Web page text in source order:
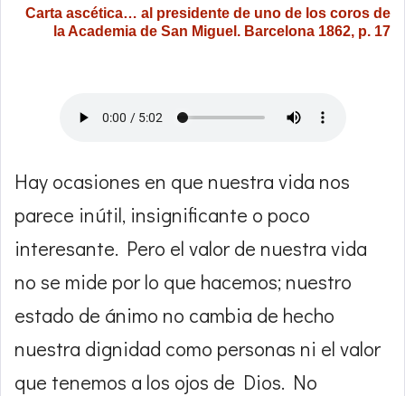
Carta ascética… al presidente de uno de los coros de
la Academia de San Miguel. Barcelona 1862, p. 17
Hay ocasiones en que nuestra vida nos
parece inútil, insignificante o poco
interesante. Pero el valor de nuestra vida
no se mide por lo que hacemos; nuestro
estado de ánimo no cambia de hecho
nuestra dignidad como personas ni el valor
que tenemos a los ojos de Dios. No